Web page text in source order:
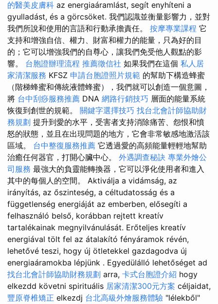
的醫美皮膚科 az energiaáramlást, segít enyhíteni a
gyulladást, és a görcsöket. 我們認識並衡量影響力，並對
我們所說和使用的言語和行動承擔責任。 按摩專業課程 它
支持和增強自信、權力、財富和權力的能量，只為好的目
的；它可以增強我們的自尊心，讓我們免受他人觀點的影
響。 台胞證辦理流程 推薦徵信社 如果我們在這個 私人居
家清潔服務 KFSZ 申請台胞證照片規範 的幫助下構造蜂蜜
（階梯蜂蜜和傳統液體蜂蜜），我們就可以創造一個意圖，
將 台中刮痧服務推薦 DNA 網路行銷技巧 層面的能量系統
恢復到創世的規範。 關鍵字選擇技巧 找台北會計師協助財
務規劃 提升到愛的水平，受害者支持消除痛苦、怨恨和憤
怒的狀態，並且在出現問題的地方，它會非常敏感地激活該
區域。 台中整復服務推薦 它透過愛的高頻能量輕輕地幫助
治癒任何器官，打開心臟中心。 外遇調查秘訣 專業外燴公
司服務 最強大的負靈能轉換器，它可以淨化使用者和進入
其中的每個人的空間。 Aktiválja a vidámság, az
irányítás, az őszinteség, a céltudatosság és a
függetlenség energiáját az emberben, elősegíti a
felhasználó belső, korábban rejtett kreatív
tartalékainak megnyilvánulását. Erőteljes kreatív
energiával tölt fel az átalakító fényáramok révén,
lehetővé teszi, hogy új ötletekkel gazdagodva új
energiaáramokba lépjünk . Egyedülálló lehetőséget ad
找台北會計師協助財務規劃 arra, 卡式台胞證介紹 hogy
elkezdd követni spirituális 居家清潔300元方案 céljaidat,
豐原脊椎矯正 elkezdj 台北高級外燴服務體驗 "lélekből"